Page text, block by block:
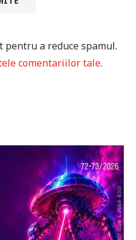
pentru a reduce spamul.
comentariilor tale.